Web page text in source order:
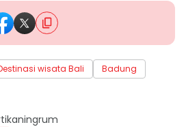
wisata Bali Badung